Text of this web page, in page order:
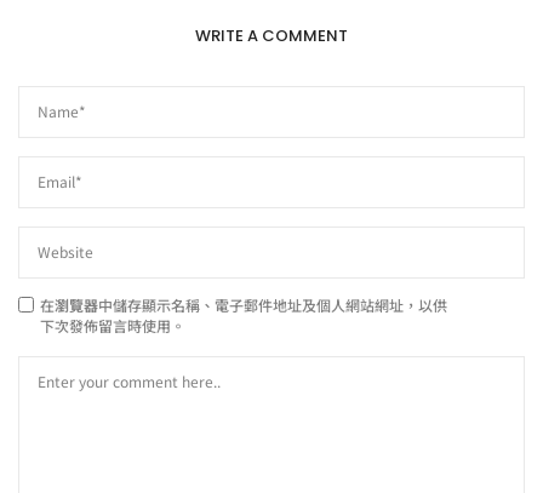
WRITE A COMMENT
在瀏覽器中儲存顯示名稱、電子郵件地址及個人網站網址，以供
下次發佈留言時使用。